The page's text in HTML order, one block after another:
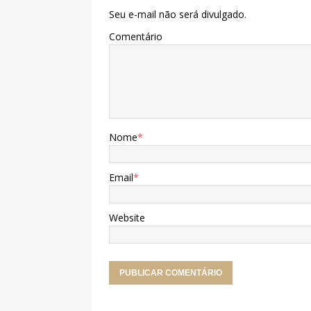
Seu e-mail não será divulgado.
Comentário
Nome*
Email*
Website